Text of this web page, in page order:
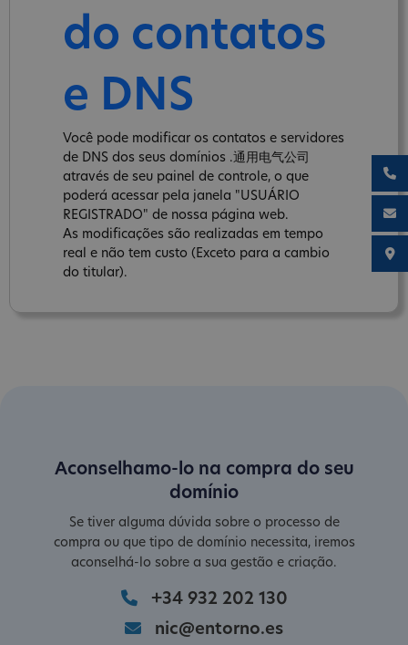
do contatos
e DNS
Você pode modificar os contatos e servidores
de DNS dos seus domínios .通用电气公司
através de seu painel de controle, o que
poderá acessar pela janela "USUÁRIO
REGISTRADO" de nossa página web.
As modificações são realizadas em tempo
real e não tem custo (Exceto para a cambio
do titular).
Aconselhamo-lo na compra do seu
domínio
Se tiver alguma dúvida sobre o processo de
compra ou que tipo de domínio necessita, iremos
aconselhá-lo sobre a sua gestão e criação.
+34 932 202 130
nic@entorno.es